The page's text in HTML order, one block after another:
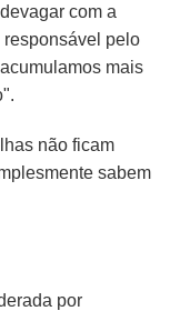
com a
responsável pelo
mais
não ficam
sabem
por